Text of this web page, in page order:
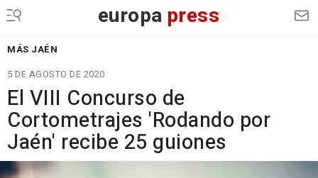
europa press
MÁS JAÉN
5 DE AGOSTO DE 2020
El VIII Concurso de
Cortometrajes 'Rodando por
Jaén' recibe 25 guiones